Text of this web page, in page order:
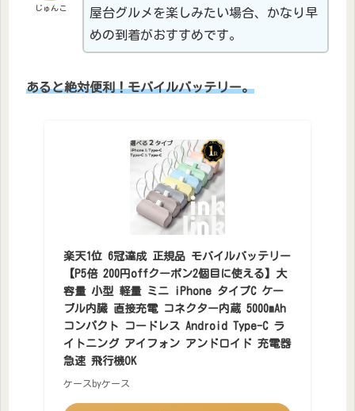
じゅんこ
屋台グルメを楽しみたい場合、かなり早
めの到着がおすすめです。
あると絶対便利！モバイルバッテリー。
楽天1位 6冠達成 正規品 モバイルバッテリー
【P5倍 200円offクーポン2個目に使える】大
容量 小型 軽量 ミニ iPhone タイプC ケー
ブル内臓 直接充電 コネクター内蔵 5000mAh
コンパクト コードレス Android Type-C ラ
イトニング アイフォン アンドロイド 充電器
急速 飛行機OK
ケースbyケース